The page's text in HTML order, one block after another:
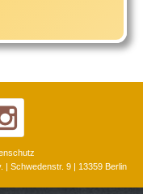
Schwedenstr. 9 | 13359 Berlin